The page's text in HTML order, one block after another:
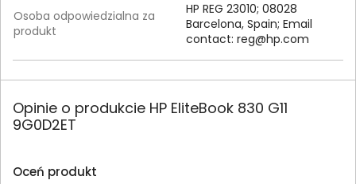
Osoba odpowiedzialna za
produkt
HP REG 23010; 08028
Barcelona, Spain; Email
contact: reg@hp.com
Opinie o produkcie HP EliteBook 830 G11
9G0D2ET
Oceń produkt